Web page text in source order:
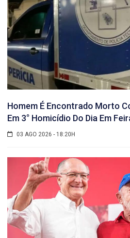
Homem É Encontrado Morto
Em 3° Homicídio Do Dia Em
03 AGO 2026 - 18:20H